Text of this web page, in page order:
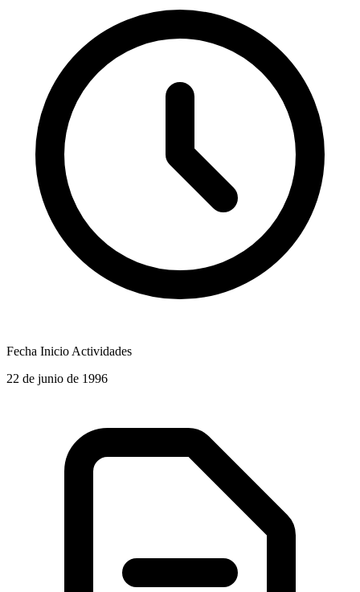
Fecha Inicio Actividades
22 de junio de 1996